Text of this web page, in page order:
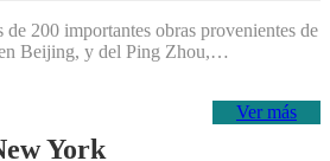
200 importantes obras provenientes de
Beijing, y del Ping Zhou,…
Ver más
York